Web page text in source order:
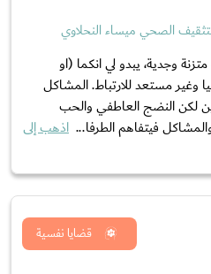
الصحي ميساء النحلاوي
وجدية، يبدو لي انكما (او
وغير مستعد للارتباط. المشاكل
لكن النضج العاطفي والحب
فيتفاهم الطرفا... اذهب إلى
قضايا نفسية